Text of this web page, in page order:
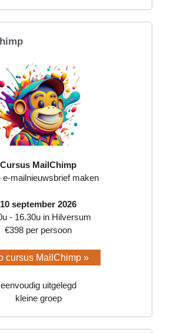
Cursus MailChimp
e-mailnieuwsbrief maken
10 september 2026
- 16.30u in Hilversum
€398 per persoon
cursus MailChimp »
eenvoudig uitgelegd
kleine groep